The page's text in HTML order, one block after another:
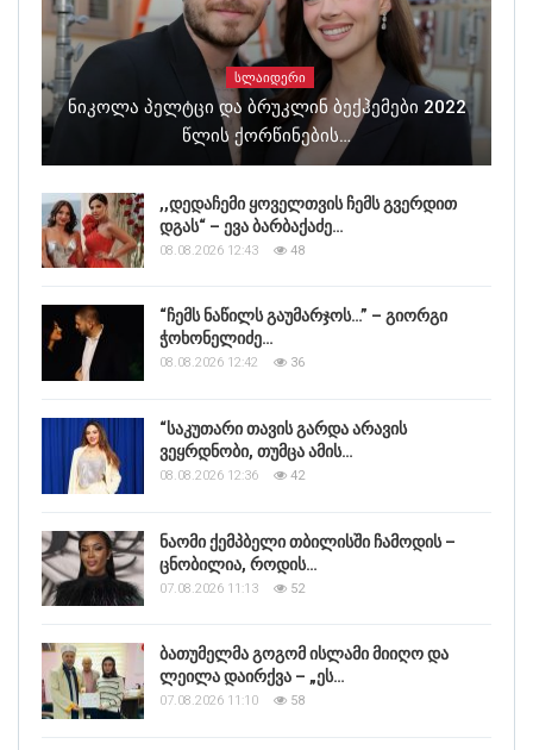
ᲡᲚᲐᲘᲓᲔᲠᲘ
Ნიკოლა Პელტცი Და Ბრუკლინ Ბექჰემები 2022
Წლის Ქორწინების…
,,დედაჩემი ყოველთვის ჩემს გვერდით
დგას“ – ევა ბარბაქაძე…
08.08.2026 12:43 48
“ჩემს ნაწილს გაუმარჯოს…” – გიორგი
ჭოხონელიძე…
08.08.2026 12:42 36
“საკუთარი თავის გარდა არავის
ვეყრდნობი, თუმცა ამის…
08.08.2026 12:36 42
ნაომი ქემპბელი თბილისში ჩამოდის –
ცნობილია, როდის…
07.08.2026 11:13 52
ბათუმელმა გოგომ ისლამი მიიღო და
ლეილა დაირქვა – „ეს…
07.08.2026 11:10 58